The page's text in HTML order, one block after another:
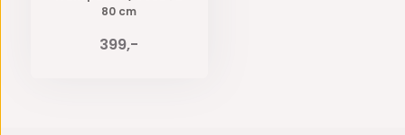
80 cm
399,-